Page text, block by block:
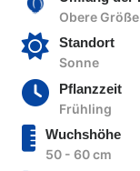
Obere Größe
Standort
Sonne
Pflanzzeit
Frühling
Wuchshöhe
50 - 60 cm